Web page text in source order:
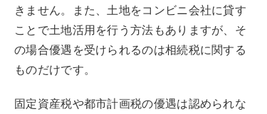
きません。また、土地をコンビニ会社に貸す
ことで土地活用を行う方法もありますが、そ
の場合優遇を受けられるのは相続税に関する
ものだけです。
固定資産税や都市計画税の優遇は認められな